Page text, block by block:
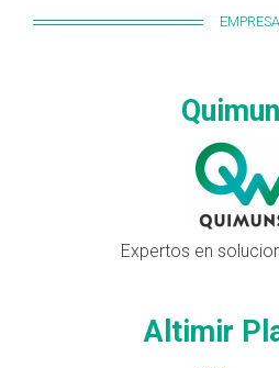
Expertos en
Altimir